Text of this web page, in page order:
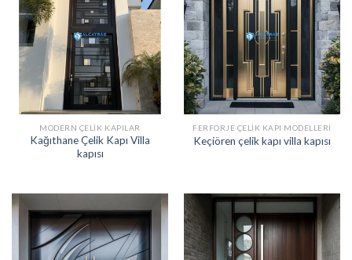
MODERN ÇELIK KAPILAR
Kağıthane Çelik Kapı Villa
kapısı
FERFORJE ÇELIK KAPI MODELLERI
Keçiören çelik kapı villa kapısı